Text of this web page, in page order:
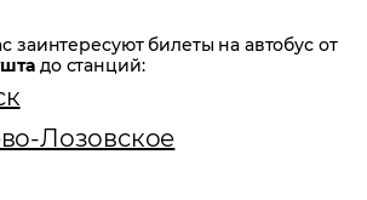
заинтересуют билеты на автобус от
до станций:
Лозовское